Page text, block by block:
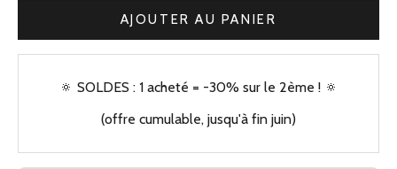
AJOUTER AU PANIER
🔅 SOLDES : 1 acheté = -30% sur le 2ème ! 🔅
(offre cumulable, jusqu'à fin juin)